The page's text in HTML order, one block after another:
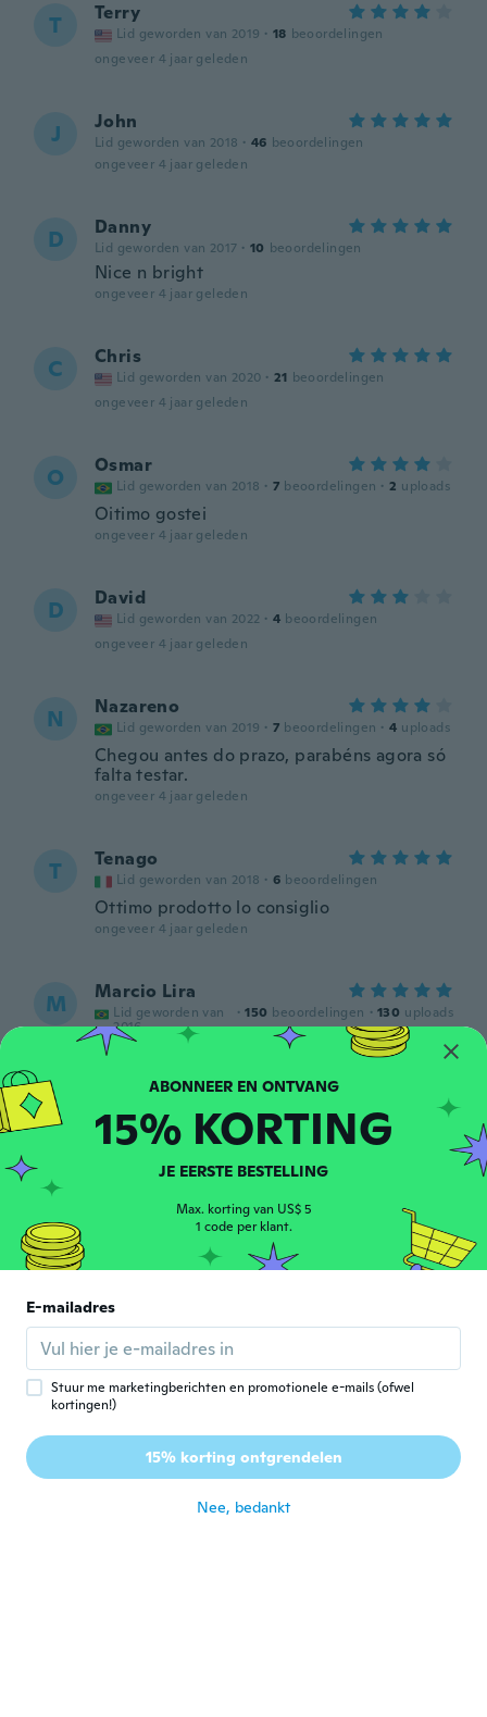
T Terry
Lid geworden van 2019 · 18 beoordelingen
ongeveer 4 jaar geleden
J John
Lid geworden van 2018 · 46 beoordelingen
ongeveer 4 jaar geleden
D Danny
Lid geworden van 2017 · 10 beoordelingen
Nice n bright
ongeveer 4 jaar geleden
C Chris
Lid geworden van 2020 · 21 beoordelingen
ongeveer 4 jaar geleden
O Osmar
Lid geworden van 2018 · 7 beoordelingen · 2 uploads
Oitimo gostei
ongeveer 4 jaar geleden
D David
Lid geworden van 2022 · 4 beoordelingen
ongeveer 4 jaar geleden
N Nazareno
Lid geworden van 2019 · 7 beoordelingen · 4 uploads
Chegou antes do prazo, parabéns agora só
falta testar.
ongeveer 4 jaar geleden
T Tenago
Lid geworden van 2018 · 6 beoordelingen
Ottimo prodotto lo consiglio
ongeveer 4 jaar geleden
M Marcio Lira
Lid geworden van
2016
· 150 beoordelingen · 130 uploads
Excelente produto recomendo a todos
Fabian
No funciona.. alumbra solo dos lados de los
ongeveer 4 jaar geleden
Recomendo
ongeveer 4 jaar geleden
P Pedro
Lid geworden van 2020 · 8 beoordelingen · 1 uploads
Funciona, é bom 👍
ABONNEER EN ONTVANG
15% KORTING
JE EERSTE BESTELLING
Max. korting van US$ 5
1 code per klant.
E-mailadres
Stuur me marketingberichten en promotionele e-mails (ofwel
kortingen!)
15% korting ontgrendelen
Nee, bedankt